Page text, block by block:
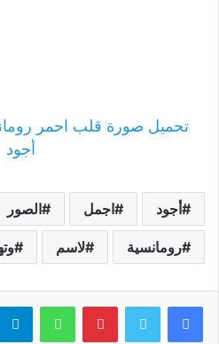
تحميل صورة قلب احمر
أجود
أجود اجمل الصور
رومانسية لاسم
فيسبوك تويتر بينتيريستواتساب